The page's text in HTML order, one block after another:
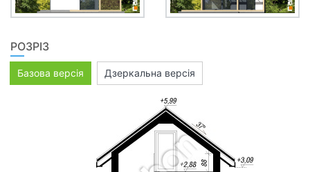
РОЗРІЗ
Базова версія Дзеркальна версія